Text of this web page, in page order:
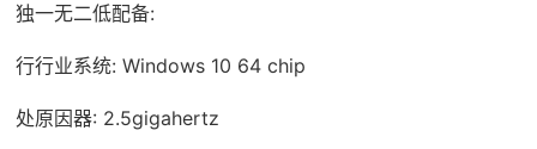
独一无二低配备:
行行业系统: Windows 10 64 chip
处原因器: 2.5gigahertz